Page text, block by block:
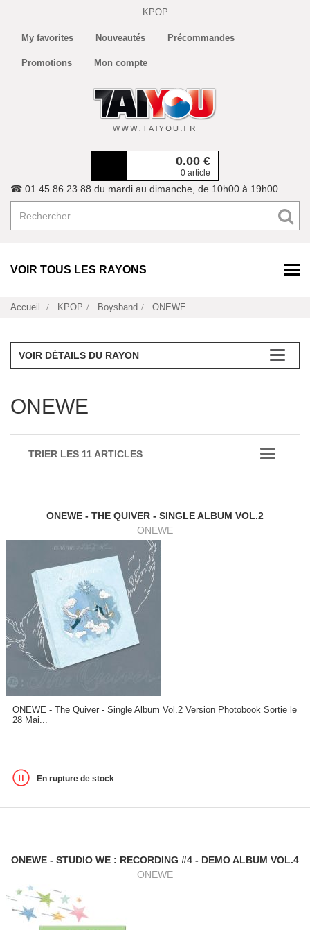
KPOP
My favorites Nouveautés Précommandes
Promotions Mon compte
0.00 €
0 article
☎ 01 45 86 23 88 du mardi au dimanche, de 10h00 à 19h00
VOIR TOUS LES RAYONS
Accueil KPOP Boysband ONEWE
VOIR DÉTAILS DU RAYON
ONEWE
TRIER LES 11 ARTICLES
ONEWE - THE QUIVER - SINGLE ALBUM VOL.2
ONEWE
ONEWE - The Quiver - Single Album Vol.2 Version Photobook Sortie le
28 Mai...
En rupture de stock
ONEWE - STUDIO WE : RECORDING #4 - DEMO ALBUM VOL.4
ONEWE